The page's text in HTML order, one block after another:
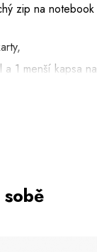
zip na notebook
a 1 menší kapsa na